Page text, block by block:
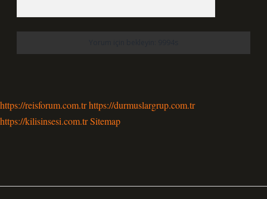
https://reisforum.com.trhttps://durmuslargrup.com.tr
https://kilisinsesi.com.trSitemap